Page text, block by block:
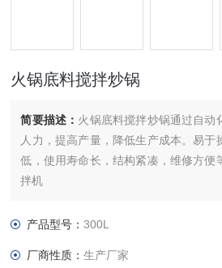
火锅底料搅拌炒锅
简要描述： 火锅底料搅拌炒锅通过自动
人力，提高产量，降低生产成本。易于
低，使用寿命长，结构紧凑，维修方便
拌机
产品型号：300L
厂商性质：生产厂家